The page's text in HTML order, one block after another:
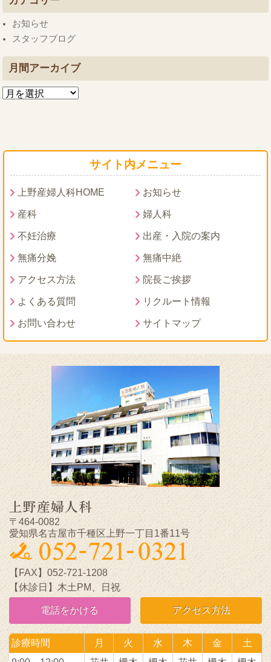
お知らせ
スタッフブログ
月間アーカイブ
サイト内メニュー
上野産婦人科HOME お知らせ
産科 婦人科
不妊治療 出産・入院の案内
無痛分娩 無痛中絶
アクセス方法 院長ご挨拶
よくある質問 リクルート情報
お問い合わせ サイトマップ
上野産婦人科
〒464-0082
愛知県名古屋市千種区上野一丁目1番11号
【FAX】052-721-1208
【休診日】木土PM、日祝
電話をかける アクセス方法
診療時間 月 火 水 木 金
土